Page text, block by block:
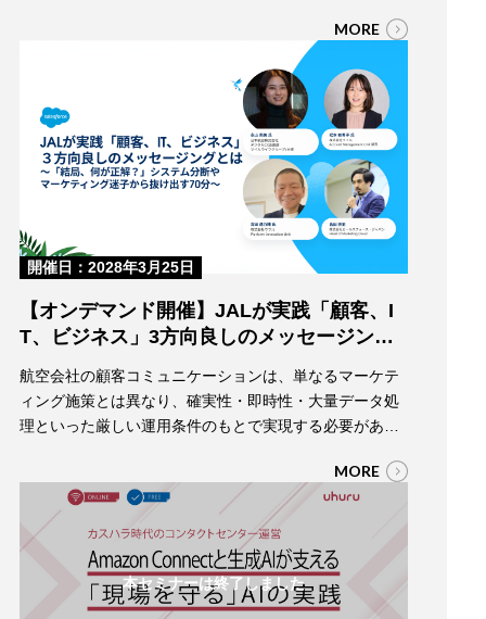
が分断され、顧客視点での一貫したコミュニケーション
が実現できていない点にあります。 本セミナーでは、AI
を単なる業務効率化ツールとしてではなく、「デジタル
スタッフ」として活用し、顧客体験（CX）を再…
MORE
開催日：2028年3月25日
【オンデマンド開催】JALが実践「顧客、I
T、ビジネス」3方向良しのメッセージング
～「結局、何が正解？」システム分断やマ
ーケティング迷子から抜け出す70分～
航空会社の顧客コミュニケーションは、単なるマーケテ
ィング施策とは異なり、確実性・即時性・大量データ処
理といった厳しい運用条件のもとで実現する必要があり
搭乗に関わるトランザクション通知を中心とした顧客コ
ミュニケーション基盤の取り組みをテーマに、
Agentforce Marketing（旧Salesforce Marketing Cloud）
を活用…
MORE
本セミナーは終了しました